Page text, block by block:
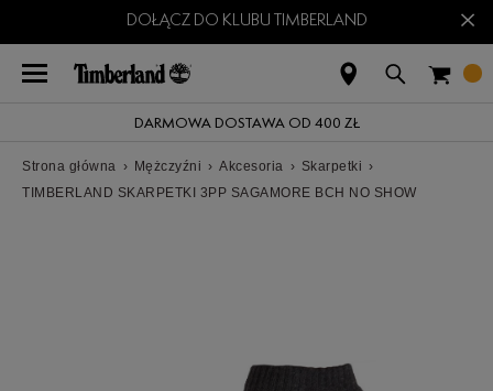
DOŁĄCZ DO KLUBU TIMBERLAND ×
DARMOWA DOSTAWA OD 400 ZŁ
Strona główna › Mężczyźni › Akcesoria › Skarpetki ›
TIMBERLAND SKARPETKI 3PP SAGAMORE BCH NO SHOW